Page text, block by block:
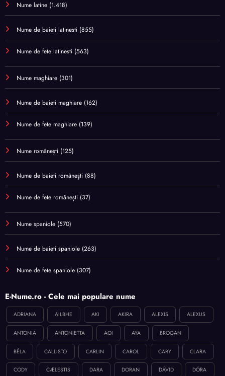
Nume latine (1.418)
Nume de baieti latinesti (855)
Nume de fete latinesti (563)
Nume maghiare (301)
Nume de baieti maghiare (162)
Nume de fete maghiare (139)
Nume românești (125)
Nume de baieti românești (88)
Nume de fete românești (37)
Nume spaniole (570)
Nume de baieti spaniole (263)
Nume de fete spaniole (307)
E-Nume.ro - Cele mai populare nume
ADRIANA AILBHE AKI AKIRA ALEXIS ALEXUS
ANTONIA ANTONIETTA AOI AYA BROGAN
BÉLA CALLISTO CARLIN CAROL CARY CLARA
CODY CÆLESTIS DARA DORAN DÁVID DÓRA